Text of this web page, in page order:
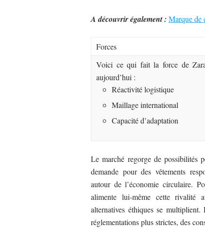
A découvrir également : Marque de
Forces
Voici ce qui fait la force de
aujourd’hui :
Réactivité logistique
Maillage international
Capacité d’adaptation
Le marché regorge de possibilités
demande pour des vêtements
autour de l’économie circulaire.
alimente lui-même cette rivalité
alternatives éthiques se
réglementations plus strictes, des